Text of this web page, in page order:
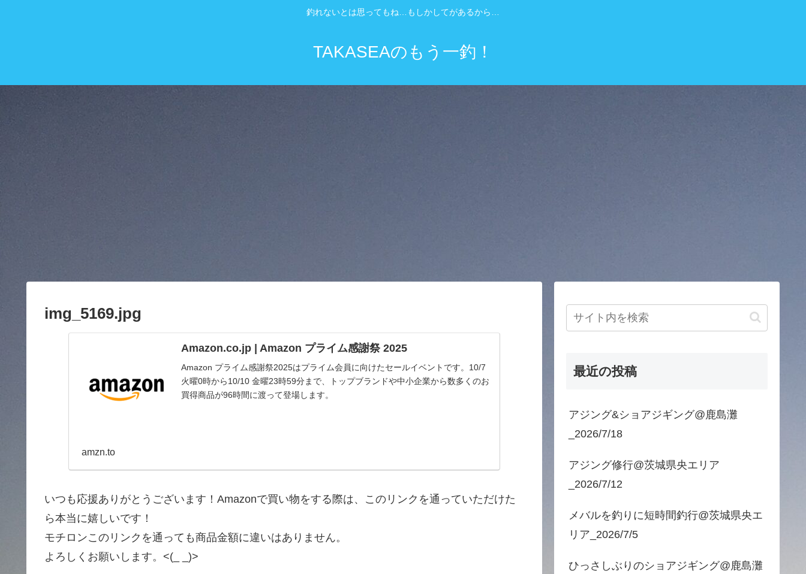
釣れないとは思ってもね…もしかしてがあるから…
TAKASEAのもう一釣！
img_5169.jpg
Amazon.co.jp | Amazon プライム感謝祭 2025
Amazon プライム感謝祭2025はプライム会員に向けたセールイベントです。10/7
火曜0時から10/10 金曜23時59分まで、トップブランドや中小企業から数多くのお
買得商品が96時間に渡って登場します。
amzn.to
いつも応援ありがとうございます！Amazonで買い物をする際は、このリンクを通っていただけた
ら本当に嬉しいです！
モチロンこのリンクを通っても商品金額に違いはありません。
よろしくお願いします。<(_ _)>
最近の投稿
アジング&ショアジギング@鹿島灘
_2026/7/18
アジング修行@茨城県央エリア
_2026/7/12
メバルを釣りに短時間釣行@茨城県央エ
リア_2026/7/5
ひっさしぶりのショアジギング@鹿島灘